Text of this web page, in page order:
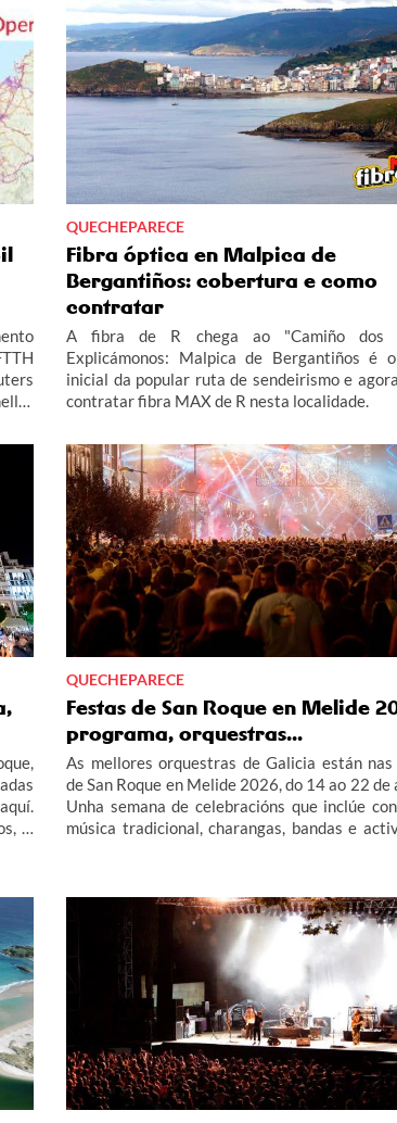
que
QUECHEPARECE
Fibra óptica en Malpica de
Bergantiños: cobertura e como
contratar
A fibra de R chega ao "Camiño dos
Explicámonos: Malpica de Bergantiños é
inicial da popular ruta de sendeirismo e
contratar fibra MAX de R nesta localidade.
o
QUECHEPARECE
Festas de San Roque en Melide
programa, orquestras...
As mellores orquestras de Galicia están nas
de San Roque en Melide 2026, do 14 ao 22 de
Unha semana de celebracións que inclúe
música tradicional, charangas, bandas e
este verán.